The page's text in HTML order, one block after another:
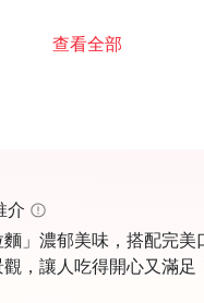
查看全部
介
」濃郁美味，搭配完美
，讓人吃得開心又滿足